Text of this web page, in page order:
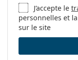
Code:
J’accepte le
personnelles et
sur le site